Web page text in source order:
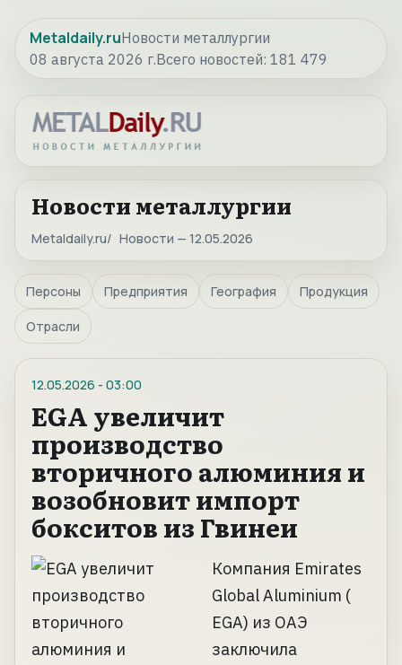
Metaldaily.ruНовости металлургии
08 августа 2026 г.Всего новостей: 181 479
Новости металлургии
Metaldaily.ru Новости — 12.05.2026
Персоны Предприятия География Продукция
Отрасли
12.05.2026 - 03:00
EGA увеличит
производство
вторичного алюминия и
возобновит импорт
бокситов из Гвинеи
Компания Emirates
Global Aluminium (
EGA) из ОАЭ
заключила